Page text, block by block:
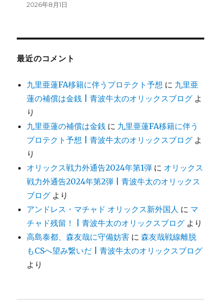
2026年8月1日
最近のコメント
九里亜蓮FA移籍に伴うプロテクト予想 に 九里亜
蓮の補償は金銭 | 青波牛太のオリックスブログ よ
り
九里亜蓮の補償は金銭 に 九里亜蓮FA移籍に伴う
プロテクト予想 | 青波牛太のオリックスブログ よ
り
オリックス戦力外通告2024年第1弾 に オリックス
戦力外通告2024年第2弾 | 青波牛太のオリックス
ブログ より
アンドレス・マチャド オリックス新外国人 に マ
チャド残留！ | 青波牛太のオリックスブログ より
高島泰都、森友哉に守備妨害 に森友哉戦線離脱
もCSへ望み繋いだ | 青波牛太のオリックスブログ
より